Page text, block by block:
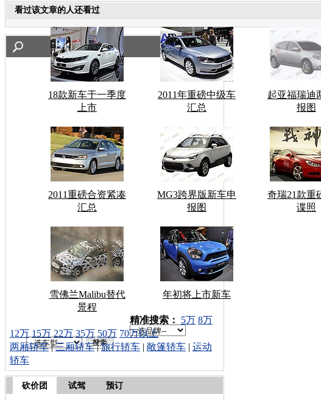
看过该文章的人还看过
18款新车于一季度
上市
2011年重磅中级车
汇总
起亚福瑞迪
报图
2011重磅合资紧凑
汇总
MG3跨界版新车申
报图
奇瑞21款重
谍照
雪佛兰Malibu替代
景程
年初将上市新车
车型搜索：
精准搜索： 5万 8万
12万 15万 22万 35万 50万 70万以上
两厢轿车|三厢轿车|旅行轿车 | 敞篷轿车 | 运动
轿车
砍价团 试驾 预订